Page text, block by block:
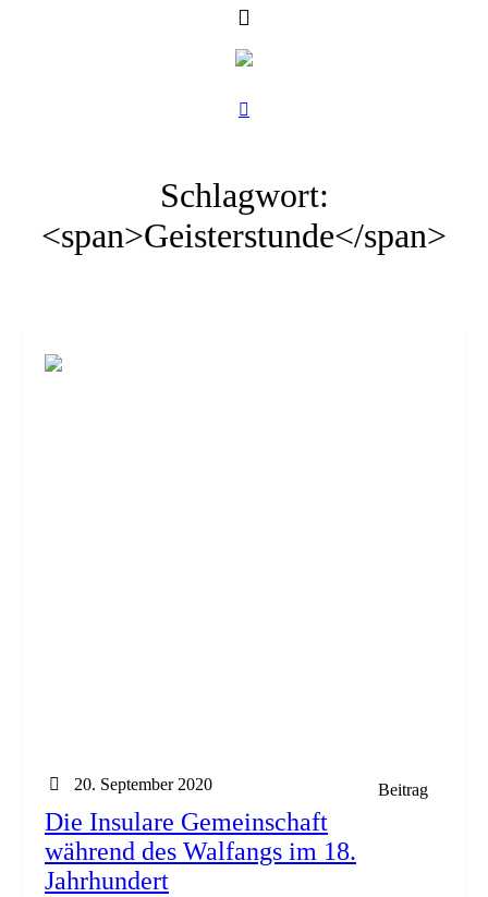
Schlagwort:
<span>Geisterstunde</span>
Beitrag
20. September 2020
Die Insulare Gemeinschaft
während des Walfangs im 18.
Jahrhundert